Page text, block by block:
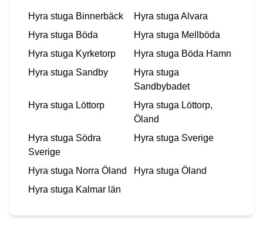
Hyra stuga Binnerbäck Hyra stuga Alvara
Hyra stuga Böda Hyra stuga Mellböda
Hyra stuga Kyrketorp Hyra stuga Böda Hamn
Hyra stuga Sandby
Hyra stuga
Sandbybadet
Hyra stuga Löttorp Hyra stuga Löttorp,
Öland
Hyra stuga Södra
Sverige
Hyra stuga Sverige
Hyra stuga Norra Öland Hyra stuga Öland
Hyra stuga Kalmar län